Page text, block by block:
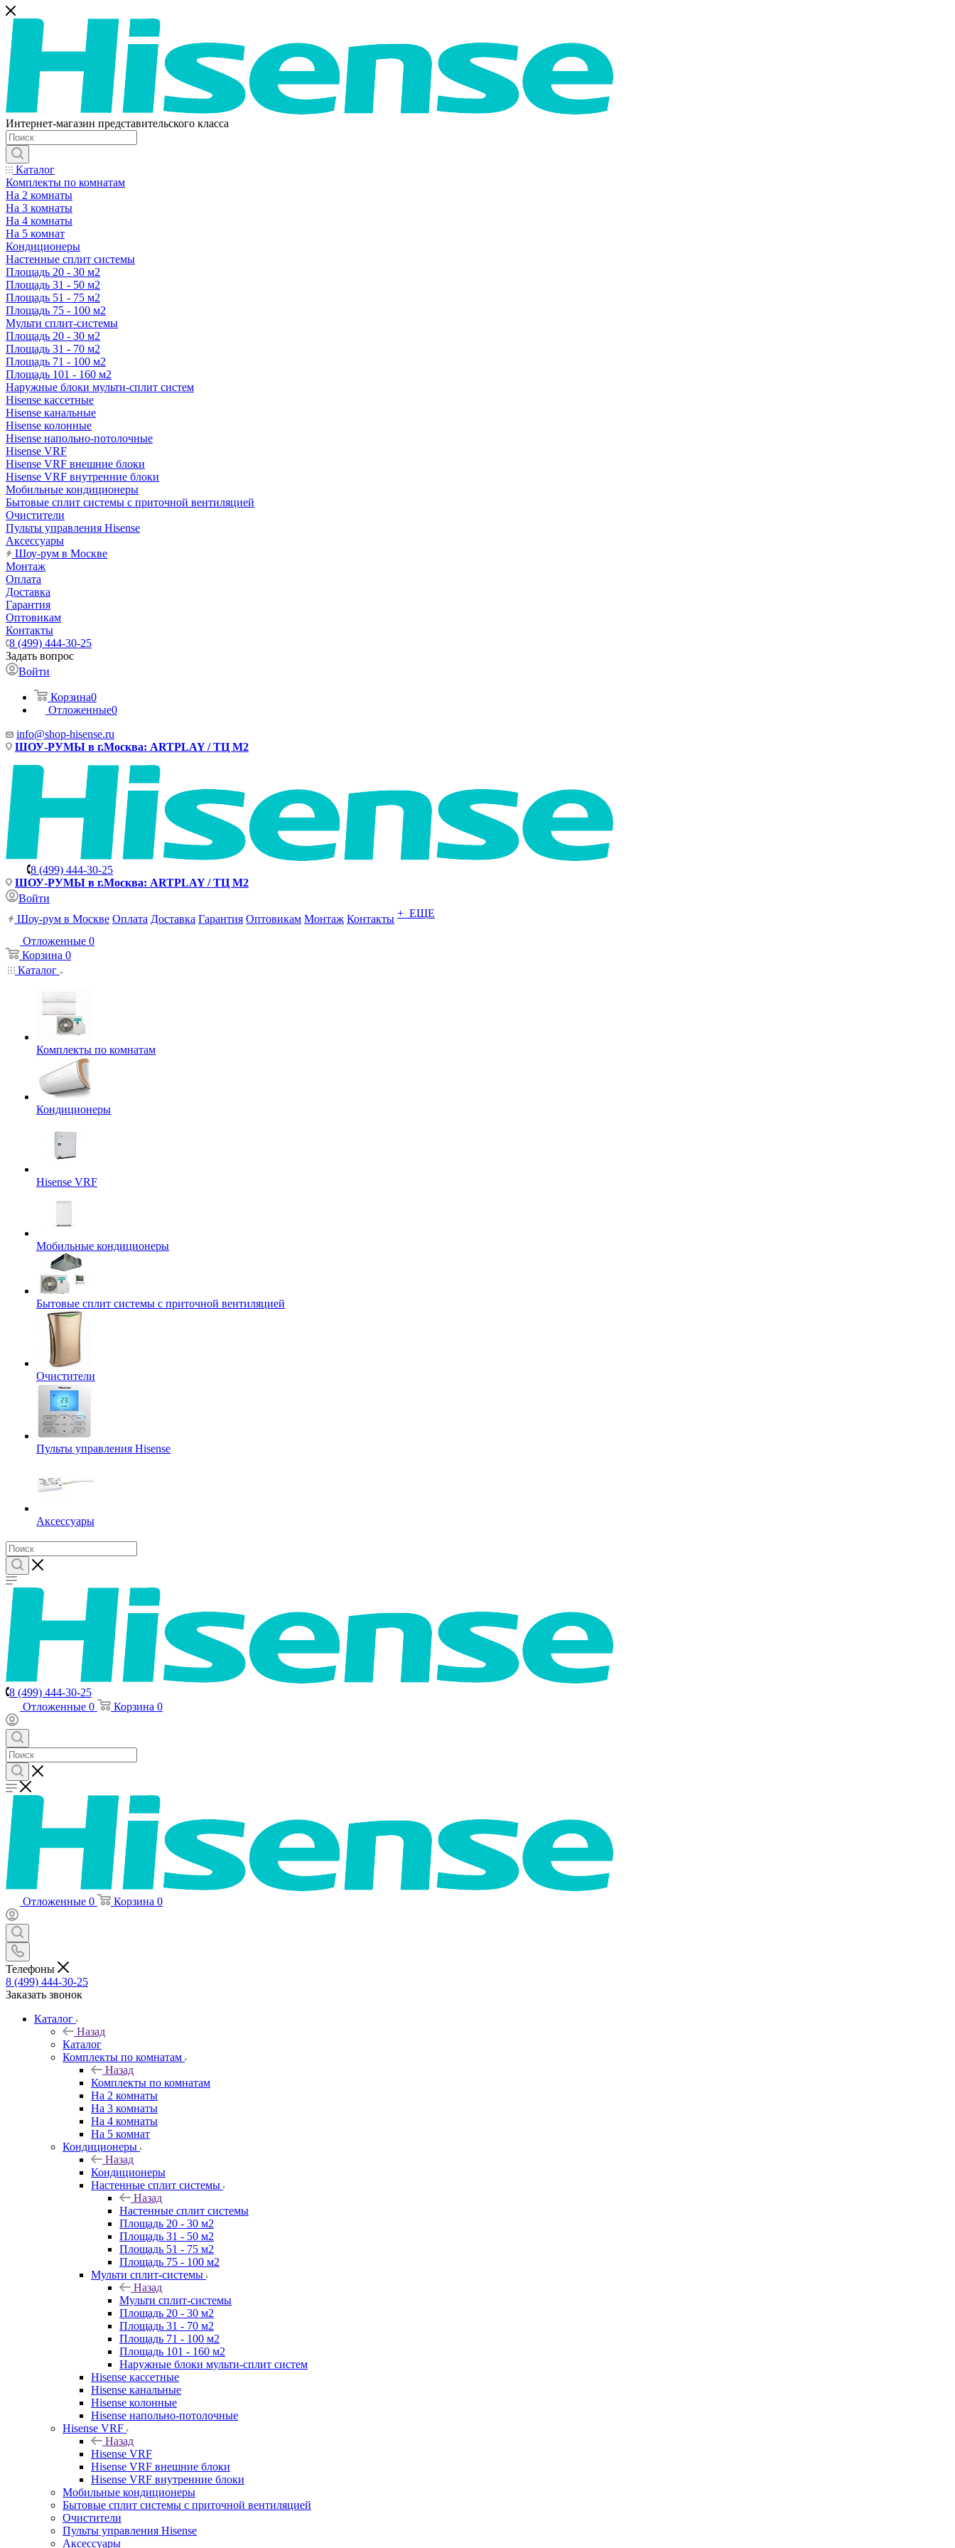
Интернет-магазин представительского класса
Каталог
Комплекты по комнатам
На 2 комнаты
На 3 комнаты
На 4 комнаты
На 5 комнат
Кондиционеры
Настенные сплит системы
Площадь 20 - 30 м2
Площадь 31 - 50 м2
Площадь 51 - 75 м2
Площадь 75 - 100 м2
Мульти сплит-системы
Площадь 20 - 30 м2
Площадь 31 - 70 м2
Площадь 71 - 100 м2
Площадь 101 - 160 м2
Наружные блоки мульти-сплит систем
Hisense кассетные
Hisense канальные
Hisense колонные
Hisense напольно-потолочные
Hisense VRF
Hisense VRF внешние блоки
Hisense VRF внутренние блоки
Мобильные кондиционеры
Бытовые сплит системы с приточной вентиляцией
Очистители
Пульты управления Hisense
Аксессуары
Шоу-рум в Москве
Монтаж
Оплата
Доставка
Гарантия
Оптовикам
Контакты
8 (499) 444-30-25
Задать вопрос
Войти
Корзина0
Отложенные0
info@shop-hisense.ru
ШОУ-РУМЫ в г.Москва: ARTPLAY / ТЦ М2
8 (499) 444-30-25
ШОУ-РУМЫ в г.Москва: ARTPLAY / ТЦ М2
Войти
Шоу-рум в Москве Оплата Доставка Гарантия Оптовикам Монтаж Контакты + ЕЩЕ
Отложенные 0
Корзина 0
Каталог
Комплекты по комнатам
Кондиционеры
Hisense VRF
Мобильные кондиционеры
Бытовые сплит системы с приточной вентиляцией
Очистители
Пульты управления Hisense
Аксессуары
8 (499) 444-30-25
Отложенные 0 Корзина 0
Отложенные 0 Корзина 0
Телефоны
8 (499) 444-30-25
Заказать звонок
Каталог
Назад
Каталог
Комплекты по комнатам
Назад
Комплекты по комнатам
На 2 комнаты
На 3 комнаты
На 4 комнаты
На 5 комнат
Кондиционеры
Назад
Кондиционеры
Настенные сплит системы
Назад
Настенные сплит системы
Площадь 20 - 30 м2
Площадь 31 - 50 м2
Площадь 51 - 75 м2
Площадь 75 - 100 м2
Мульти сплит-системы
Назад
Мульти сплит-системы
Площадь 20 - 30 м2
Площадь 31 - 70 м2
Площадь 71 - 100 м2
Площадь 101 - 160 м2
Наружные блоки мульти-сплит систем
Hisense кассетные
Hisense канальные
Hisense колонные
Hisense напольно-потолочные
Hisense VRF
Назад
Hisense VRF
Hisense VRF внешние блоки
Hisense VRF внутренние блоки
Мобильные кондиционеры
Бытовые сплит системы с приточной вентиляцией
Очистители
Пульты управления Hisense
Аксессуары